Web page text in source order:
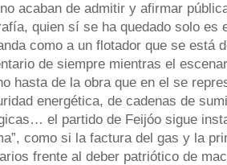
acaban de admitir y afirmar
quien sí se ha quedado solo es
como a un flotador que se está
de siempre mientras el
hasta de la obra que en el se
energética, de cadenas de
el partido de Feijóo sigue
como si la factura del gas y la
frente al deber patriótico de